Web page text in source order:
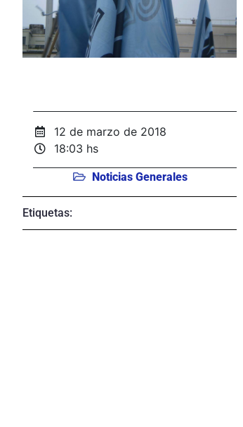
12 de marzo de 2018
18:03 hs
Noticias Generales
Etiquetas: